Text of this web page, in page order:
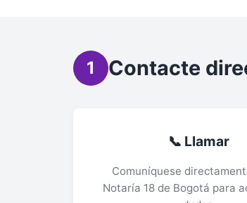
1 Contacte
📞 Llamar
Comuníquese
Notaría 18 de Bogotá para